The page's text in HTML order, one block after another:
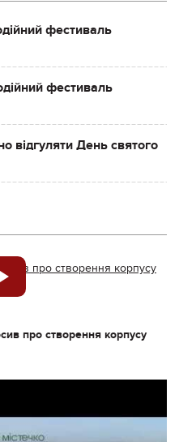
фестиваль
фестиваль
відгуляти День святого
про створення корпусу